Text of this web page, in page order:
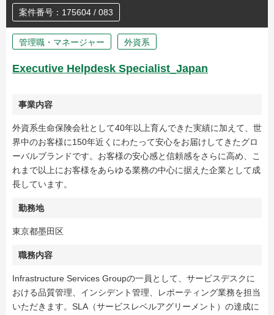
案件番号：175604 / 083
管理職・マネージャー 外資系
Executive Helpdesk Specialist_Japan
事業内容
外資系生命保険会社として40年以上育んできた実績に加えて、世
界中のお客様に150年近くにわたって安心をお届けしてきたグロ
ーバルブランドです。お客様の安心感と信頼感をさらに高め、こ
れまで以上にお客様をあらゆる業務の中心に据えた企業として成
長しています。
勤務地
東京都墨田区
職務内容
Infrastructure Services Groupの一員として、サービスデスクに
おける品質管理、インシデント管理、レポーティング業務を担当
いただきます。SLA（サービスレベルアグリーメント）の達成に